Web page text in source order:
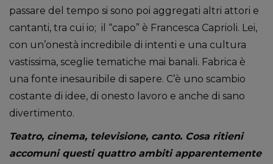
passare del tempo si sono poi aggregati altri attori e
cantanti, tra cui io; il “capo” è Francesca Caprioli. Lei,
con un’onestà incredibile di intenti e una cultura
vastissima, sceglie tematiche mai banali. Fabrica è
una fonte inesauribile di sapere. C’è uno scambio
costante di idee, di onesto lavoro e anche di sano
divertimento.
Teatro, cinema, televisione, canto. Cosa ritieni
accomuni questi quattro ambiti apparentemente